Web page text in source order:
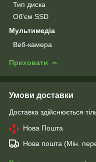
Тип диска
Об'єм SSD
Мультимедіа
Веб-камера
Приховати
Умови доставки
Доставка здійснюється
Нова Пошта
Нова пошта (Мін.